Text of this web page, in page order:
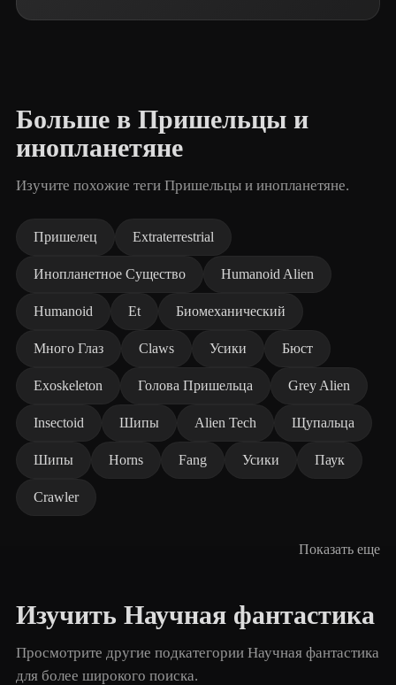
Больше в Пришельцы и
инопланетяне
Изучите похожие теги Пришельцы и инопланетяне.
Пришелец Extraterrestrial
Инопланетное Существо Humanoid Alien
Humanoid Et Биомеханический
Много Глаз Claws Усики Бюст
Exoskeleton Голова Пришельца Grey Alien
Insectoid Шипы Alien Tech Щупальца
Шипы Horns Fang Усики Паук
Crawler
Показать еще
Изучить Научная фантастика
Просмотрите другие подкатегории Научная фантастика
для более широкого поиска.